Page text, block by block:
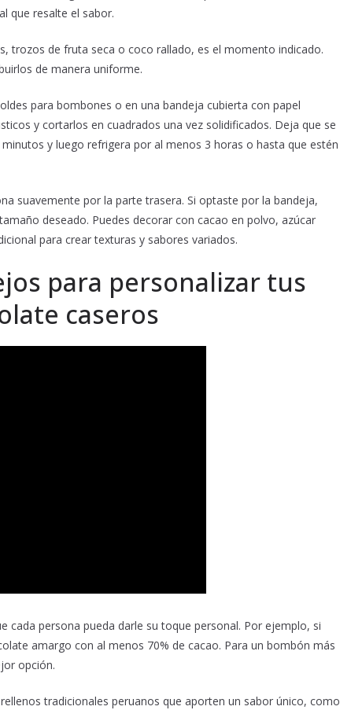
que resalte el sabor.
trozos de fruta seca o coco rallado, es el momento indicado.
de manera uniforme.
para bombones o en una bandeja cubierta con papel
y cortarlos en cuadrados una vez solidificados. Deja que se
y luego refrigera por al menos 3 horas o hasta que estén
suavemente por la parte trasera. Si optaste por la bandeja,
deseado. Puedes decorar con cacao en polvo, azúcar
para crear texturas y sabores variados.
para personalizar tus
caseros
cada persona pueda darle su toque personal. Por ejemplo, si
amargo con al menos 70% de cacao. Para un bombón más
opción.
tradicionales peruanos que aporten un sabor único, como